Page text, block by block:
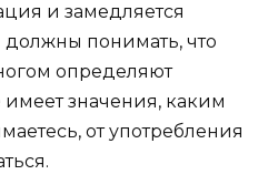
и замедляется
понимать, что
определяют
имеет значения, каким
от употребления